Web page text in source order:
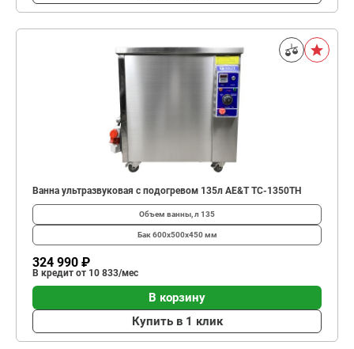
Ванна ультразвуковая с подогревом 135л AE&T TC-1350TH
Объем ванны, л 135
Бак600х500х450 мм
324 990 ₽
В кредит от 10 833/мес
В корзину
Купить в 1 клик